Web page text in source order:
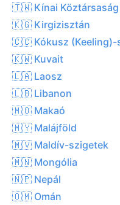
🇹🇼 Kínai Köztársaság
🇰🇬 Kirgizisztán
🇨🇨 Kókusz (Keeling)-
🇰🇼 Kuvait
🇱🇦 Laosz
🇱🇧 Libanon
🇲🇴 Makaó
🇲🇾 Malájföld
🇲🇻 Maldív-szigetek
🇲🇳 Mongólia
🇳🇵 Nepál
🇴🇲 Omán